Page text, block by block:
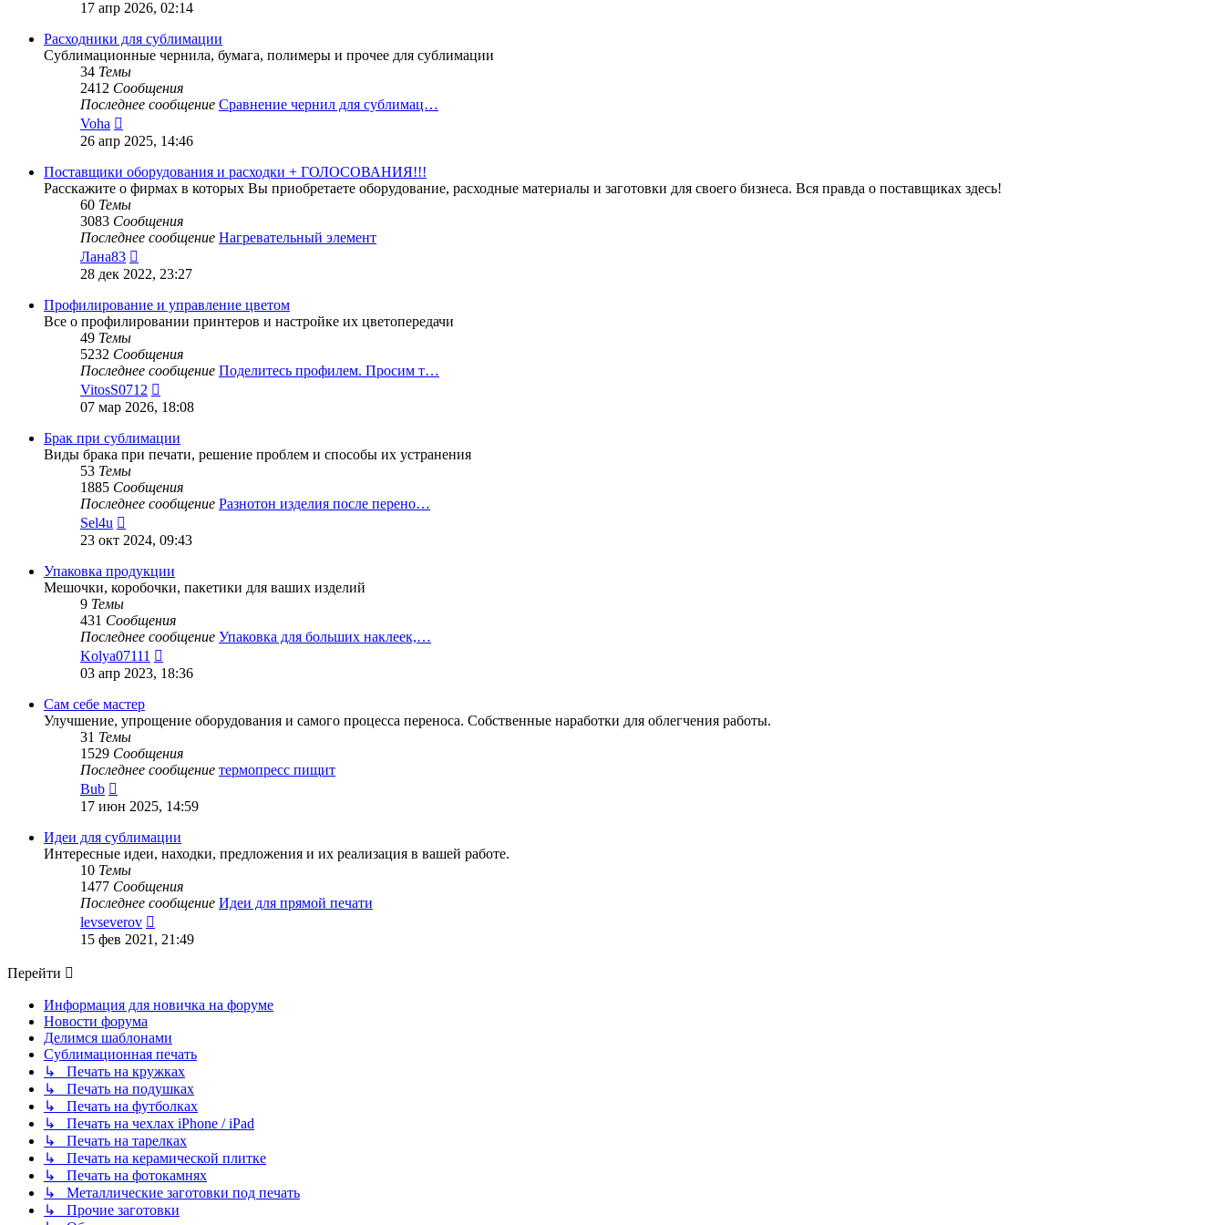
к
последнему
сообщению
17 апр 2026, 02:14
Расходники для сублимации
Сублимационные чернила, бумага, полимеры и прочее для сублимации
34 Темы
2412 Сообщения
Последнее сообщение Сравнение чернил для сублимац…
Voha
к
последнему
сообщению
26 апр 2025, 14:46
Поставщики оборудования и расходки + ГОЛОСОВАНИЯ!!!
Расскажите о фирмах в которых Вы приобретаете оборудование, расходные материалы и заготовки для своего бизнеса. Вся правда о поставщиках здесь!
60 Темы
3083 Сообщения
Последнее сообщение Нагревательный элемент
Лана83
к
последнему
сообщению
28 дек 2022, 23:27
Профилирование и управление цветом
Все о профилировании принтеров и настройке их цветопередачи
49 Темы
5232 Сообщения
Последнее сообщение Поделитесь профилем. Просим т…
VitosS0712
к
сообщению
07 мар 2026, 18:08
Брак при сублимации
Виды брака при печати, решение проблем и способы их устранения
53 Темы
1885 Сообщения
Последнее сообщение Разнотон изделия после перено…
Sel4u
к
последнему
сообщению
23 окт 2024, 09:43
Упаковка продукции
Мешочки, коробочки, пакетики для ваших изделий
9 Темы
431 Сообщения
Последнее сообщение Упаковка для больших наклеек,…
Kolya07111
к
03 апр 2023, 18:36
Сам себе мастер
Улучшение, упрощение оборудования и самого процесса переноса. Собственные наработки для облегчения работы.
31 Темы
1529 Сообщения
Последнее сообщение термопресс пищит
Bub
к
последнему
сообщению
17 июн 2025, 14:59
Идеи для сублимации
Интересные идеи, находки, предложения и их реализация в вашей работе.
10 Темы
1477 Сообщения
Последнее сообщение Идеи для прямой печати
levseverov
последнему
15 фев 2021, 21:49
Перейти
Информация для новичка на форуме
Новости форума
Делимся шаблонами
Сублимационная печать
↳ Печать на кружках
↳ Печать на подушках
↳ Печать на футболках
↳ Печать на чехлах iPhone / iPad
↳ Печать на тарелках
↳ Печать на керамической плитке
↳ Печать на фотокамнях
↳ Металлические заготовки под печать
↳ Прочие заготовки